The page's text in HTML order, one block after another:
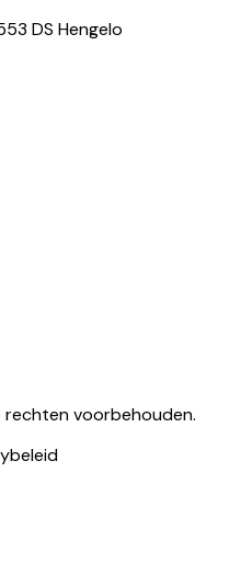
DS Hengelo
rechten voorbehouden.